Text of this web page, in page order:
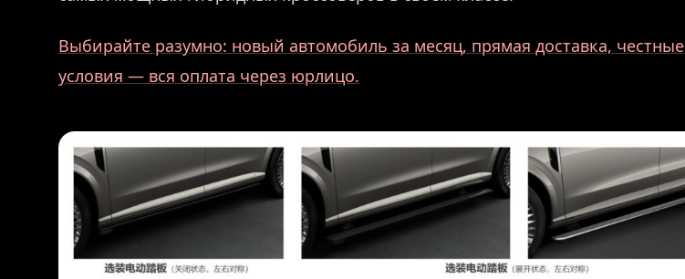
Выбирайте разумно: новый автомобиль за месяц, прямая доставка, честные
условия — вся оплата через юрлицо.